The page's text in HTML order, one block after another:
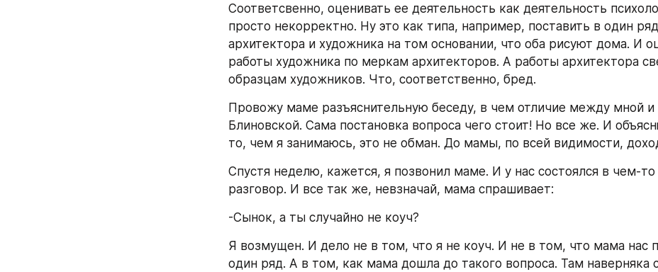
Соответсвенно, оценивать ее деятельность как деятельность
просто некорректно. Ну это как типа, например, поставить в один ряд
архитектора и художника на том основании, что оба рисуют дома. И
работы художника по меркам архитекторов. А работы архитектора
образцам художников. Что, соответственно, бред.
Провожу маме разъяснительную беседу, в чем отличие между мной и
Блиновской. Сама постановка вопроса чего стоит! Но все же. И
то, чем я занимаюсь, это не обман. До мамы, по всей видимости,
Спустя неделю, кажется, я позвонил маме. И у нас состоялся в чем-
разговор. И все так же, невзначай, мама спрашивает:
-Сынок, а ты случайно не коуч?
Я возмущен. И дело не в том, что я не коуч. И не в том, что мама нас
один ряд. А в том, как мама дошла до такого вопроса. Там наверняка